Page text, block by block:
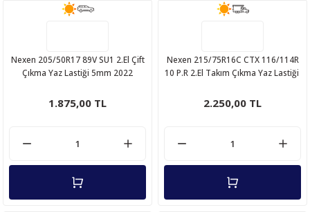
Nexen 205/50R17 89V SU1 2.El Çift
Çıkma Yaz Lastiği 5mm 2022
1.875,00 TL
Nexen 215/75R16C CTX 116/114R
10 P.R 2.El Takım Çıkma Yaz Lastiği
2.250,00 TL